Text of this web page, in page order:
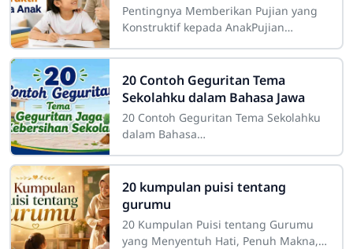
Pentingnya Memberikan Pujian yang
Konstruktif kepada AnakPujian
komunikasi positif yang memiliki
peran besar dalam proses
20 Contoh Geguritan Tema
Sekolahku dalam Bahasa Jawa
20 Contoh Geguritan Tema Sekolahku
dalam Bahasa
adalah salah satu bentuk sastra lisan
dalam budaya Jawa yang dikenal
20 kumpulan puisi tentang
gurumu
20 Kumpulan Puisi tentang Gurumu
yang Menyentuh Hati, Penuh Makna,